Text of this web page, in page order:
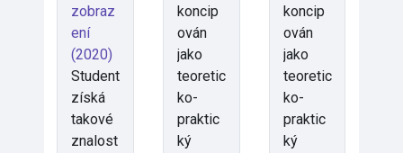
zobraz
ení
(2020)
Student
získá
takové
znalost
koncip
ován
jako
teoretic
ko-
praktic
ký
koncip
ován
jako
teoretic
ko-
praktic
ký